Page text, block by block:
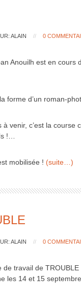
ALAIN // 0
Anouilh est en cours
forme d’un roman-
venir, c’est la
!…
mobilisée ! (suite…)
ALAIN // 0
travail de TROUBLE
les 14 et 15